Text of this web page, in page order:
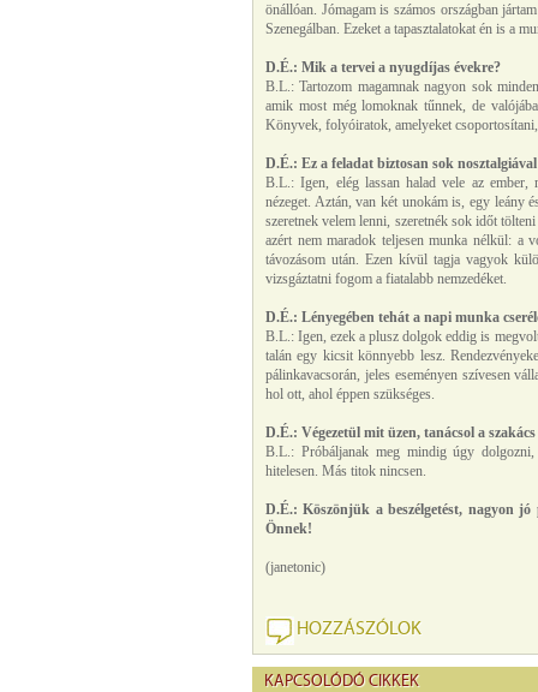
önállóan. Jómagam is számos országban
Szenegálban. Ezeket a tapasztalatokat én is a
D.É.: Mik a tervei a nyugdíjas évekre?
B.L.: Tartozom magamnak nagyon sok
amik most még lomoknak tűnnek, de
Könyvek, folyóiratok, amelyeket
D.É.: Ez a feladat biztosan sok
B.L.: Igen, elég lassan halad vele az ember,
nézeget. Aztán, van két unokám is, egy leány
szeretnek velem lenni, szeretnék sok időt
azért nem maradok teljesen munka nélkül: a
távozásom után. Ezen kívül tagja vagyok
vizsgáztatni fogom a fiatalabb nemzedéket.
D.É.: Lényegében tehát a napi munka
B.L.: Igen, ezek a plusz dolgok eddig is
talán egy kicsit könnyebb lesz.
pálinkavacsorán, jeles eseményen szívesen
hol ott, ahol éppen szükséges.
D.É.: Végezetül mit üzen, tanácsol a
B.L.: Próbáljanak meg mindig úgy
hitelesen. Más titok nincsen.
D.É.: Köszönjük a beszélgetést, nagyon
Önnek!
(janetonic)
HOZZÁSZÓLOK
KAPCSOLÓDÓ CIKKEK